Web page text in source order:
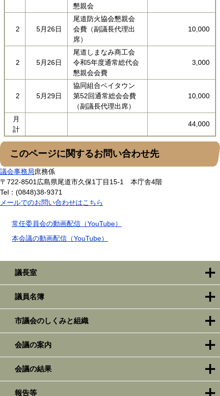
常任委員会の動画配信（YouTube）
本会議の動画配信（YouTube）
議長室
議員名簿
市議会のしくみと組織
会議の案内
会議の結果
報告等
懇親会
2 5月26日
尾道防火協会懇親会
会費（副議長代理出
席）
10,000
2 5月26日
尾道しまなみ商工会
令和5年度通常総代会
懇親会会費
3,000
2 5月29日
協同組合ベイタウン
第52回通常総会会費
（副議長代理出席）
10,000
月
計
44,000
このページに関するお問い合わせ先
議会事務局庶務係
〒722-8501 広島県尾道市久保1丁目15-1 本庁舎4階
Tel：(0848)38-9371
メールでのお問い合わせはこちら